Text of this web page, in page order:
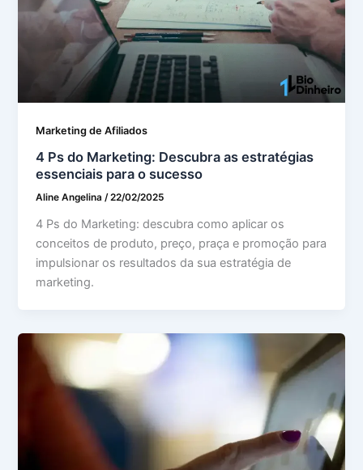
Marketing de Afiliados
4 Ps do Marketing: Descubra as estratégias
essenciais para o sucesso
Aline Angelina/22/02/2025
4 Ps do Marketing: descubra como aplicar os
conceitos de produto, preço, praça e promoção para
impulsionar os resultados da sua estratégia de
marketing.